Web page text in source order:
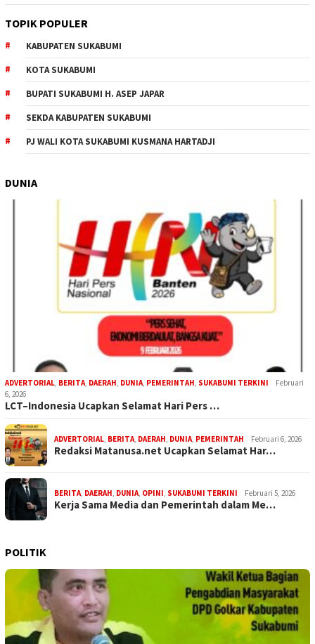
TOPIK POPULER
KABUPATEN SUKABUMI
KOTA SUKABUMI
BUPATI SUKABUMI H. ASEP JAPAR
SEKDA KABUPATEN SUKABUMI
PJ WALI KOTA SUKABUMI KUSMANA HARTADJI
DUNIA
ADVERTORIAL BERITA DAERAH DUNIA PEMERINTAH SUKABUMI TERKINI
Februari
6, 2026
LCT–Indonesia Ucapkan Selamat Hari Pers …
ADVERTORIAL BERITA DAERAH DUNIA PEMERINTAH Februari 6, 2026
Redaksi Matanusa.net Ucapkan Selamat Har…
BERITA DAERAH DUNIA OPINI SUKABUMI TERKINI Februari 5, 2026
Kerja Sama Media dan Pemerintah dalam Me…
POLITIK